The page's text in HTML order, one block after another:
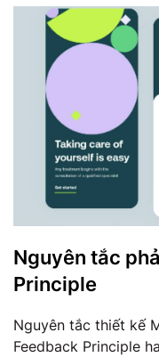
Nguyên tắc
Principle
Nguyên tắc thiết kế
Feedback Principle